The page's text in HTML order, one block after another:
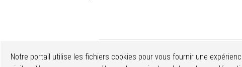
Notre portail utilise les fichiers cookies pour vous fournir une